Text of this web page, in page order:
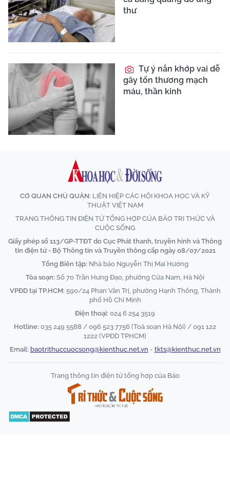
thư
Tự ý nắn khớp vai dễ
gây tổn thương mạch
máu, thần kinh
CƠ QUAN CHỦ QUẢN: LIÊN HIỆP CÁC HỘI KHOA HỌC VÀ KỸ
THUẬT VIỆT NAM
TRANG THÔNG TIN ĐIỆN TỬ TỔNG HỢP CỦA BÁO TRI THỨC VÀ
CUỘC SỐNG
Giấy phép số 113/GP-TTĐT do Cục Phát thanh, truyền hình và Thông
tin điện tử - Bộ Thông tin và Truyền thông cấp ngày 08/07/2021
Tổng Biên tập: Nhà báo Nguyễn Thị Mai Hương
Tòa soạn: Số 70 Trần Hưng Đạo, phường Cửa Nam, Hà Nội
VPĐD tại TP.HCM: 590/24 Phan Văn Trị, phường Hạnh Thông, Thành
phố Hồ Chí Minh
Điện thoại: 024 6 254 3519
Hotline: 035 249 5588 / 096 523 7756 (Toà soạn Hà Nội) / 091 122
1222 (VPĐD TPHCM)
Email: baotrithuccuocsong@kienthuc.net.vn - tkts@kienthuc.net.vn
Trang thông tin điện tử tổng hợp của Báo